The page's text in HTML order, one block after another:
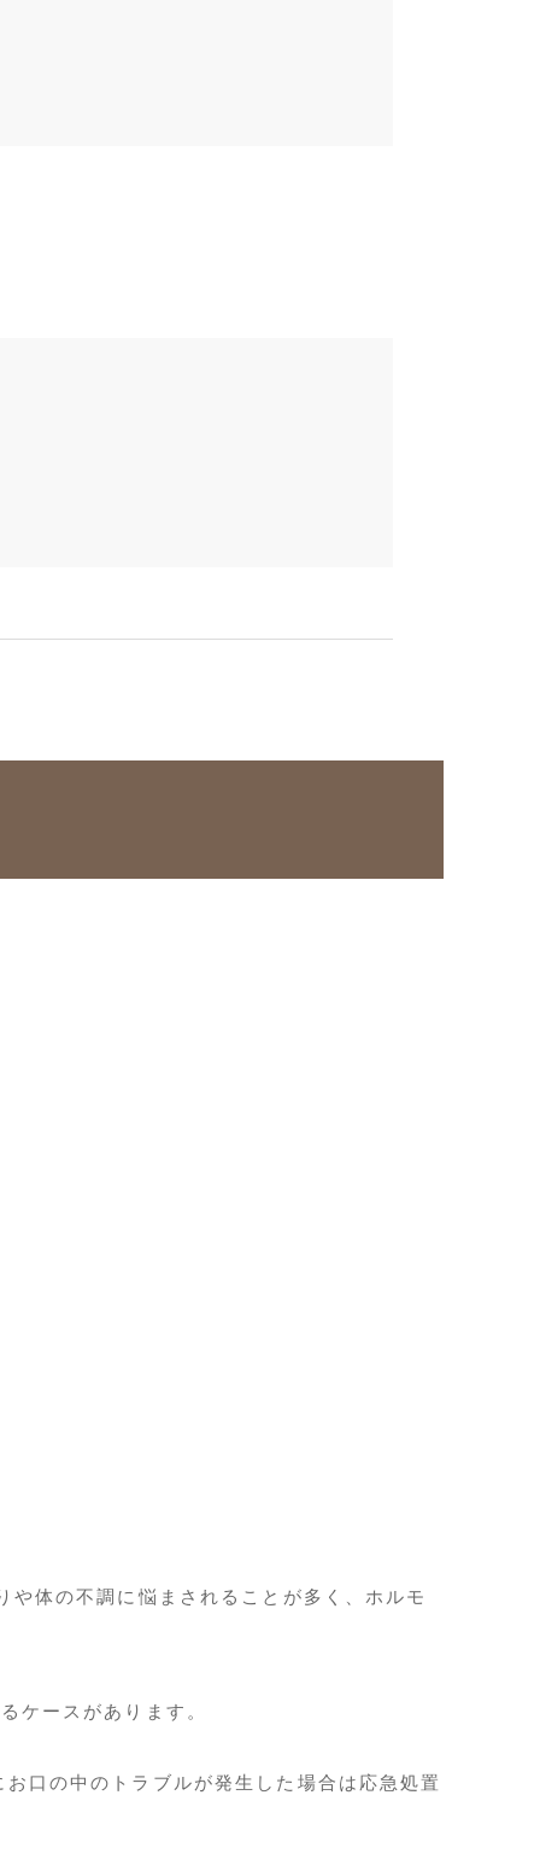
体の不調に悩まされることが多く、ホルモ
ケースがあります。
口の中のトラブルが発生した場合は応急処置